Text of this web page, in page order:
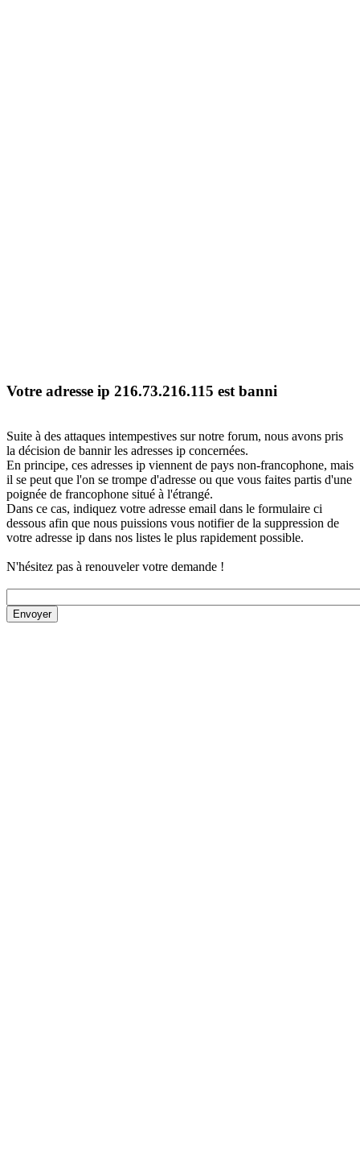
Votre adresse ip 216.73.216.115 est banni
Suite à des attaques intempestives sur notre forum, nous avons pris
la décision de bannir les adresses ip concernées.
En principe, ces adresses ip viennent de pays non-francophone, mais
il se peut que l'on se trompe d'adresse ou que vous faites partis d'une
poignée de francophone situé à l'étrangé.
Dans ce cas, indiquez votre adresse email dans le formulaire ci
dessous afin que nous puissions vous notifier de la suppression de
votre adresse ip dans nos listes le plus rapidement possible.
N'hésitez pas à renouveler votre demande !